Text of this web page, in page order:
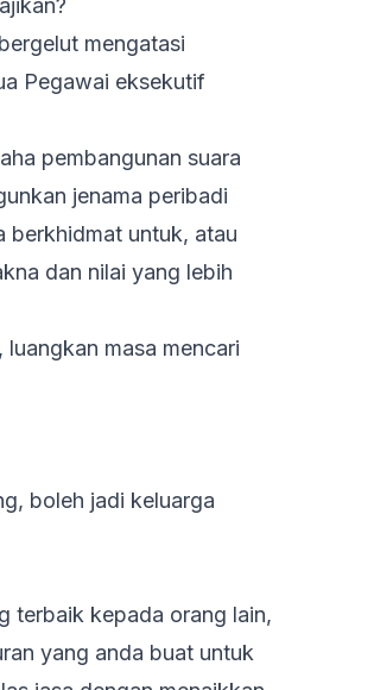
mengatasi
Pegawai eksekutif
pembangunan suara
jenama peribadi
berkhidmat untuk, atau
dan nilai yang lebih
masa mencari
boleh jadi keluarga
terbaik kepada orang lain,
yang anda buat untuk